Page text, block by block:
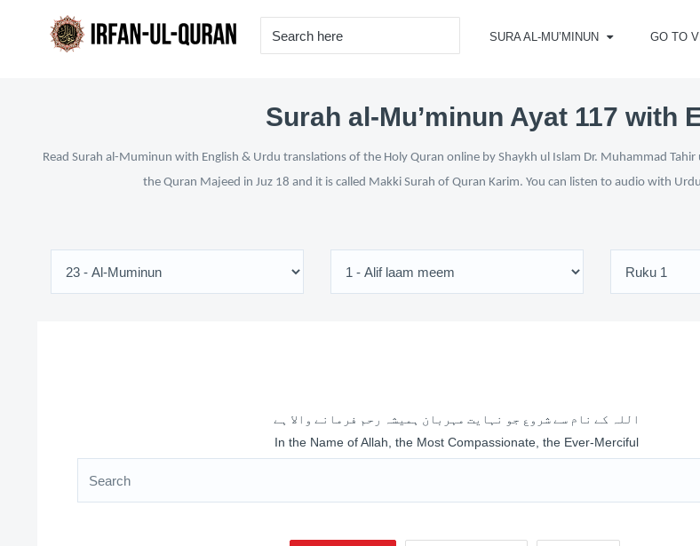
SURA AL-MU’MINUN GO TO
Surah al-Mu’minun Ayat 117 with
Read Surah al-Muminun with English & Urdu translations of the Holy Quran online by Shaykh ul Islam Dr. Muhammad
the Quran Majeed in Juz 18 and it is called Makki Surah of Quran Karim. You can listen to audio with
اللہ کے نام سے شروع جو نہایت مہربان ہمیشہ رحم فرمانے والا ہے
In the Name of Allah, the Most Compassionate, the Ever-Merciful